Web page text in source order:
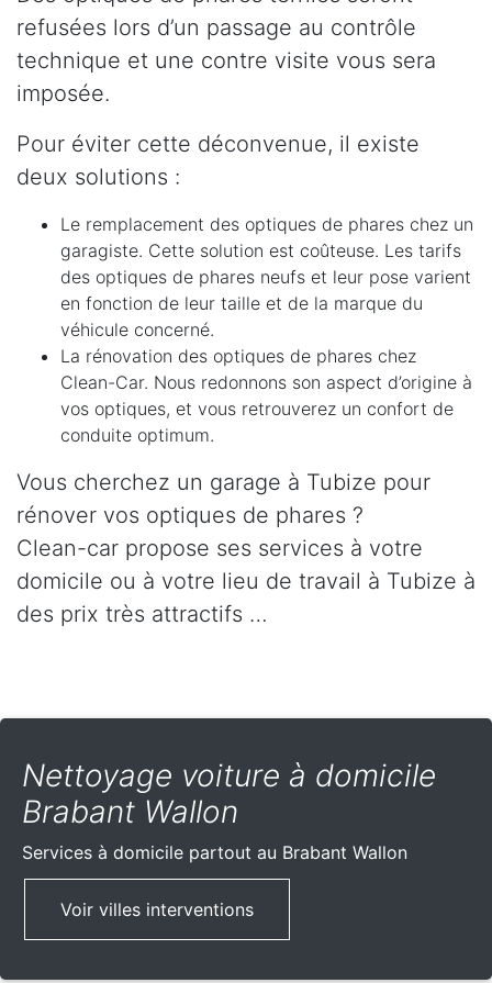
refusées lors d’un passage au contrôle
technique et une contre visite vous sera
imposée.
Pour éviter cette déconvenue, il existe
deux solutions :
Le remplacement des optiques de phares chez un
garagiste. Cette solution est coûteuse. Les tarifs
des optiques de phares neufs et leur pose varient
en fonction de leur taille et de la marque du
véhicule concerné.
La rénovation des optiques de phares chez
Clean-Car. Nous redonnons son aspect d’origine à
vos optiques, et vous retrouverez un confort de
conduite optimum.
Vous cherchez un garage à Tubize pour
rénover vos optiques de phares ?
Clean-car propose ses services à votre
domicile ou à votre lieu de travail à Tubize à
des prix très attractifs …
Nettoyage voiture à domicile
Brabant Wallon
Services à domicile partout au Brabant Wallon
Voir villes interventions